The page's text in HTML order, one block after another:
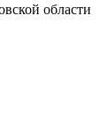
области